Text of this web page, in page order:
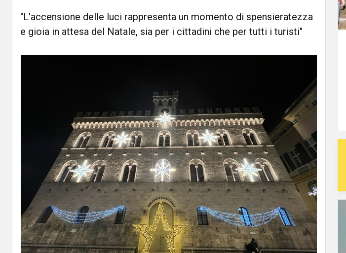
"L'accensione delle luci rappresenta un momento di spensieratezza
e gioia in attesa del Natale, sia per i cittadini che per tutti i turisti"